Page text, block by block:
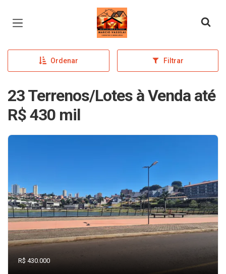
Página inicial
Ordenar Filtrar
23 Terrenos/Lotes à Venda até
R$ 430 mil
R$ 430.000